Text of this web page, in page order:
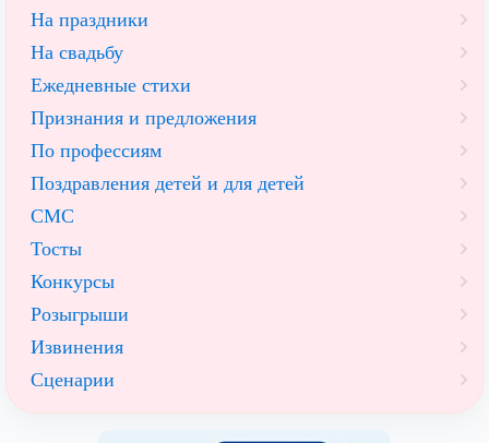
На праздники
На свадьбу
Ежедневные стихи
Признания и предложения
По профессиям
Поздравления детей и для детей
СМС
Тосты
Конкурсы
Розыгрыши
Извинения
Сценарии